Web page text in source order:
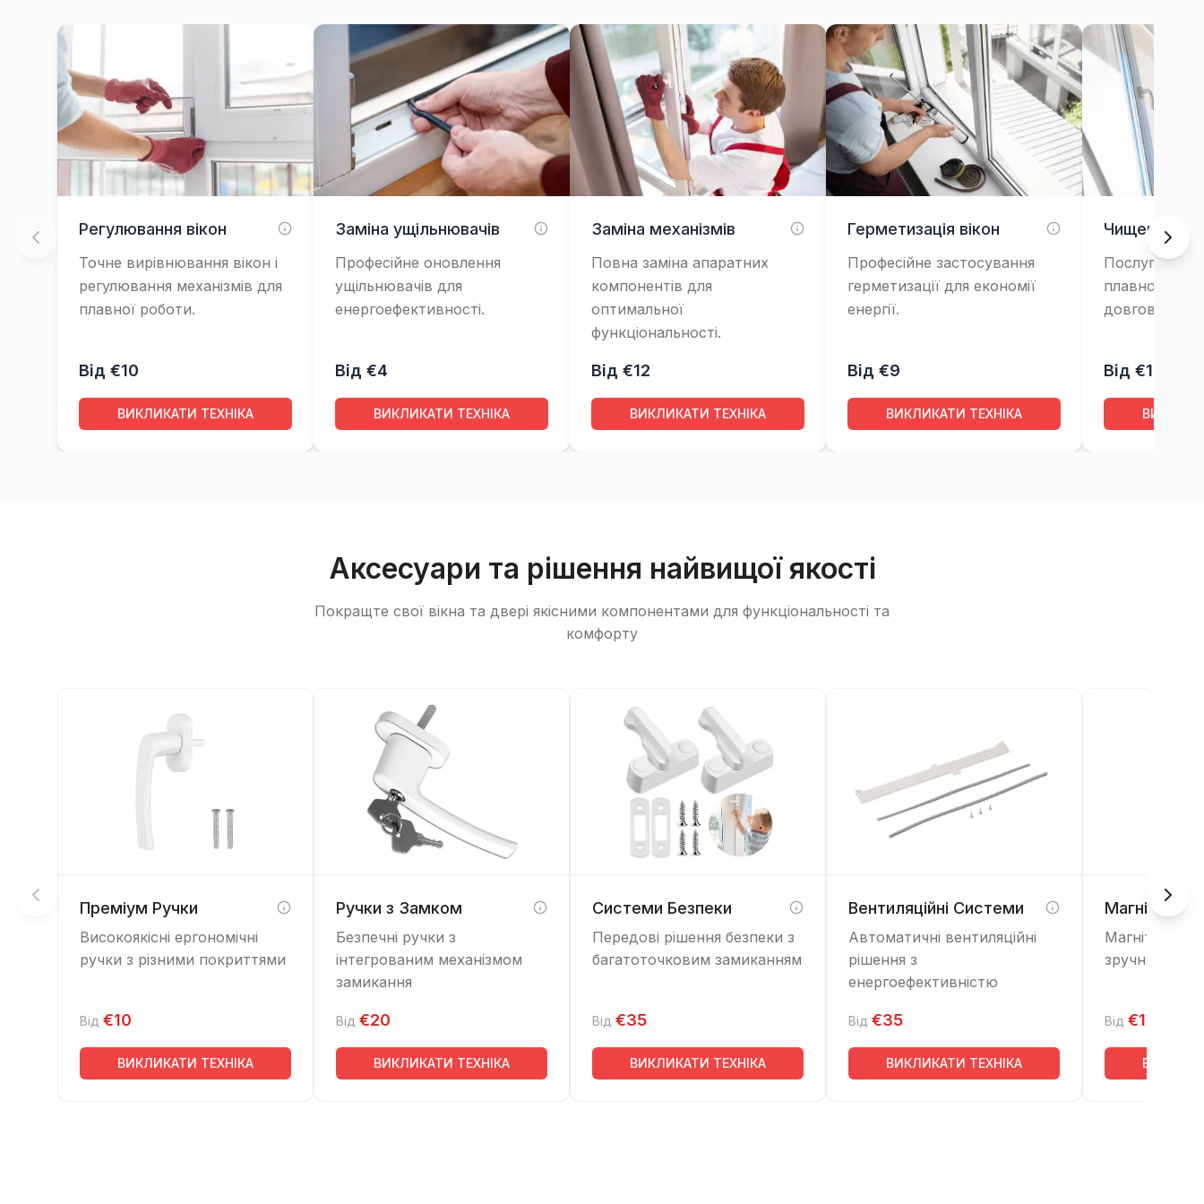
Регулювання вікон
Точне вирівнювання вікон і
регулювання механізмів для
плавної роботи.
Від €10
ВИКЛИКАТИ ТЕХНІКА
Заміна ущільнювачів
Професійне оновлення
ущільнювачів для
енергоефективності.
Від €4
ВИКЛИКАТИ ТЕХНІКА
Заміна механізмів
Повна заміна апаратних
компонентів для
оптимальної
функціональності.
Від €12
ВИКЛИКАТИ ТЕХНІКА
Герметизація вікон
Професійне застосування
герметизації для економії
енергії.
Від €9
ВИКЛИКАТИ ТЕХНІКА
Чищення та
Послуга
плавної
Від €10
Аксесуари та рішення найвищої якості
Покращте свої вікна та двері якісними компонентами для функціональності та
комфорту
Преміум Ручки
Високоякісні ергономічні
ручки з різними покриттями
Від €10
ВИКЛИКАТИ ТЕХНІКА
Ручки з Замком
Безпечні ручки з
інтегрованим механізмом
замикання
Від €20
ВИКЛИКАТИ ТЕХНІКА
Системи Безпеки
Передові рішення безпеки з
багатоточковим замиканням
Від €35
ВИКЛИКАТИ ТЕХНІКА
Вентиляційні Системи
Автоматичні вентиляційні
рішення з
енергоефективністю
Від €35
ВИКЛИКАТИ ТЕХНІКА
Магнітні
Магнітні
зручного
Від €10